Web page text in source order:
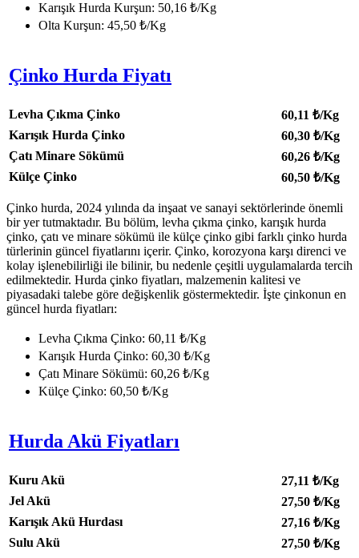
Karışık Hurda Kurşun: 50,16 ₺/Kg
Olta Kurşun: 45,50 ₺/Kg
Çinko Hurda Fiyatı
Levha Çıkma Çinko 60,11 ₺/Kg
Karışık Hurda Çinko
60,30 ₺/Kg
Çatı Minare Sökümü
60,26 ₺/Kg
Külçe Çinko
60,50 ₺/Kg
Çinko hurda, 2024 yılında da inşaat ve sanayi sektörlerinde önemli
bir yer tutmaktadır. Bu bölüm, levha çıkma çinko, karışık hurda
çinko, çatı ve minare sökümü ile külçe çinko gibi farklı çinko hurda
türlerinin güncel fiyatlarını içerir. Çinko, korozyona karşı direnci ve
kolay işlenebilirliği ile bilinir, bu nedenle çeşitli uygulamalarda tercih
edilmektedir. Hurda çinko fiyatları, malzemenin kalitesi ve
piyasadaki talebe göre değişkenlik göstermektedir. İşte çinkonun en
güncel hurda fiyatları:
Levha Çıkma Çinko: 60,11 ₺/Kg
Karışık Hurda Çinko: 60,30 ₺/Kg
Çatı Minare Sökümü: 60,26 ₺/Kg
Külçe Çinko: 60,50 ₺/Kg
Hurda Akü Fiyatları
Kuru Akü 27,11 ₺/Kg
Jel Akü
27,50 ₺/Kg
Karışık Akü Hurdası
27,16 ₺/Kg
Sulu Akü
27,50 ₺/Kg